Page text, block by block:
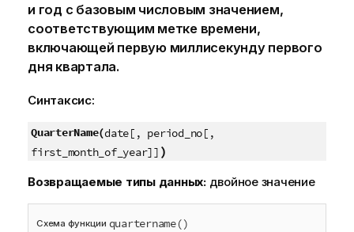
и год с базовым числовым значением,
соответствующим метке времени,
включающей первую миллисекунду первого
дня квартала.
Синтаксис:
QuarterName(date[, period_no[,
first_month_of_year]] )
Возвращаемые типы данных: двойное значение
Схема функции quartername()